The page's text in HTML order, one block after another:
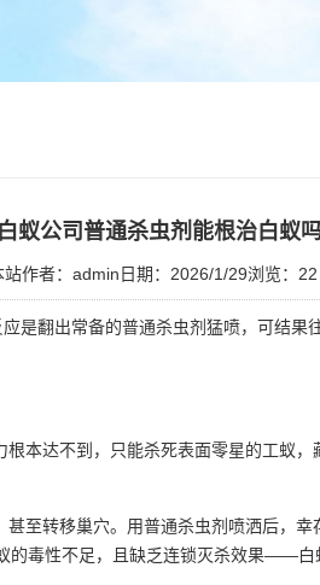
蚁公司普通杀虫剂能根治白蚁吗
站作者：admin 日期：2026/1/29浏览： 22
翻出常备的普通杀虫剂猛喷，可结果
本达不到，只能杀死表面零星的工蚁，
至转移巢穴。用普通杀虫剂喷洒后，
毒性不足，且缺乏连锁灭杀效果——白